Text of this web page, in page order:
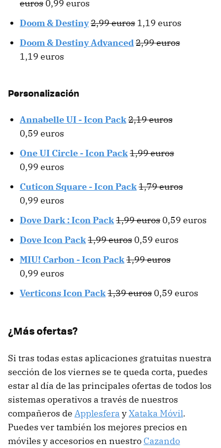
euros 0,99 euros
Doom & Destiny2,99 euros 1,19 euros
Doom & Destiny Advanced2,99 euros
1,19 euros
Personalización
Annabelle UI - Icon Pack2,19 euros
0,59 euros
One UI Circle - Icon Pack1,99 euros
0,99 euros
Cuticon Square - Icon Pack1,79 euros
0,99 euros
Dove Dark : Icon Pack1,99 euros 0,59 euros
Dove Icon Pack1,99 euros 0,59 euros
MIU! Carbon - Icon Pack1,99 euros
0,99 euros
Verticons Icon Pack1,39 euros 0,59 euros
¿Más ofertas?
Si tras todas estas aplicaciones gratuitas nuestra
sección de los viernes se te queda corta, puedes
estar al día de las principales ofertas de todos los
sistemas operativos a través de nuestros
compañeros de Applesfera yXataka Móvil.
Puedes ver también los mejores precios en
móviles y accesorios en nuestro Cazando